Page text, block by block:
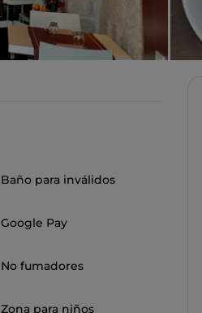
Baño para inválidos
Google Pay
No fumadores
Zona para niños